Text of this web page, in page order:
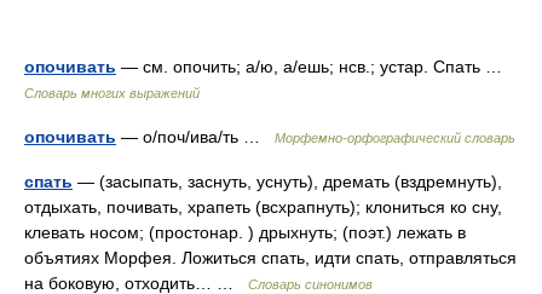
опочивать — см. опочить; а/ю, а/ешь; нсв.; устар. Спать …
Словарь многих выражений
опочивать — о/поч/ива/ть … Морфемно-орфографический словарь
спать — (засыпать, заснуть, уснуть), дремать (вздремнуть),
отдыхать, почивать, храпеть (всхрапнуть); клониться ко сну,
клевать носом; (простонар. ) дрыхнуть; (поэт.) лежать в
объятиях Морфея. Ложиться спать, идти спать, отправляться
на боковую, отходить… …
Словарь синонимов